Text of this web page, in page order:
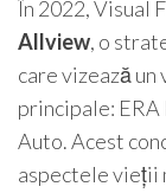
În 2022, Visual
Allview, o
care vizează
principale:
Auto. Acest
aspectele vieții